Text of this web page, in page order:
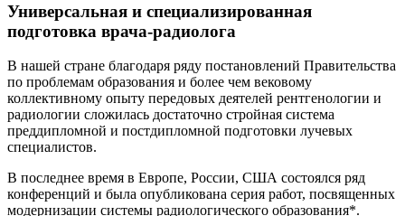
Универсальная и специализированная
подготовка врача-радиолога
В нашей стране благодаря ряду постановлений Правительства
по проблемам образования и более чем вековому
коллективному опыту передовых деятелей рентгенологии и
радиологии сложилась достаточно стройная система
преддипломной и постдипломной подготовки лучевых
специалистов.
В последнее время в Европе, России, США состоялся ряд
конференций и была опубликована серия работ, посвященных
модернизации системы радиологического образования*.